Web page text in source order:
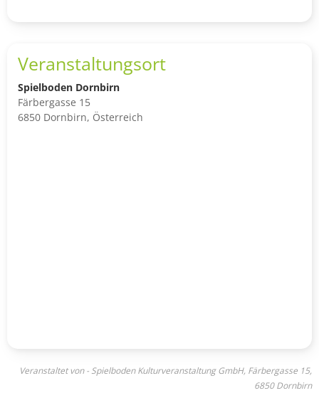
Veranstaltungsort
Spielboden Dornbirn
Färbergasse 15
6850 Dornbirn, Österreich
Veranstaltet von - Spielboden Kulturveranstaltung GmbH, Färbergasse 15,
6850 Dornbirn